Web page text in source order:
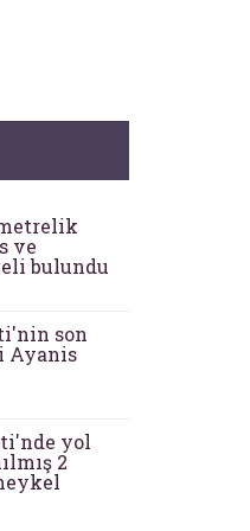
ve
bulundu
son
Ayanis
yol
2